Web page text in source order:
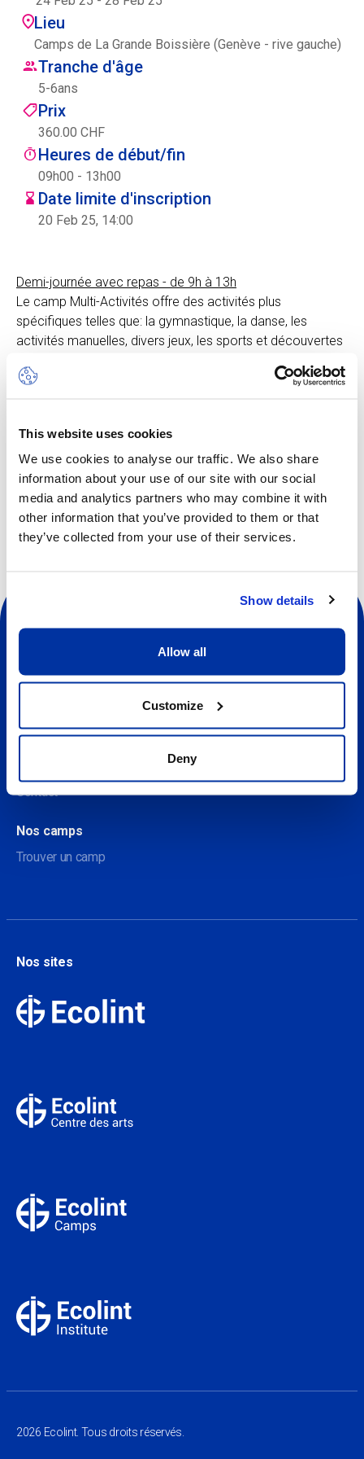
This website uses cookies
We use cookies to analyse our traffic. We also share
information about your use of our site with our social
media and analytics partners who may combine it with
other information that you’ve provided to them or that
they’ve collected from your use of their services.
Show details
Allow all
Customize
Deny
Centre des arts
Institute
Contact
Panier
ENFR
Lieu
Camps de La Grande Boissière (Genève - rive gauche)
Tranche d'âge
5-6ans
Prix
360.00 CHF
Heures de début/fin
09h00 - 13h00
Date limite d'inscription
20 Feb 25, 14:00
Demi-journée avec repas - de 9h à 13h
Le camp Multi-Activités offre des activités plus
spécifiques telles que: la gymnastique, la danse, les
activités manuelles, divers jeux, les sports et découvertes
Les enfants feront l’expérience d’un camp amusant, axé
confiance en soi, l’empathie et le respect.
À propos
Contact
Nos camps
Trouver un camp
Nos sites
2026 Ecolint. Tous droits réservés.